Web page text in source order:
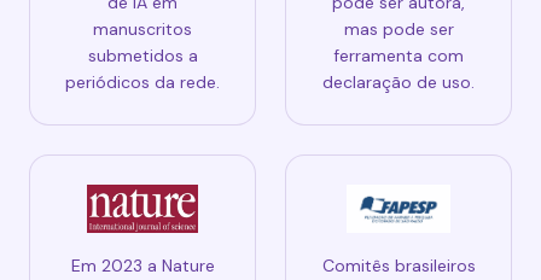
manuscritos
submetidos a
periódicos da rede.
mas pode ser
ferramenta com
declaração de uso.
Em 2023 a Nature
Comitês brasileiros